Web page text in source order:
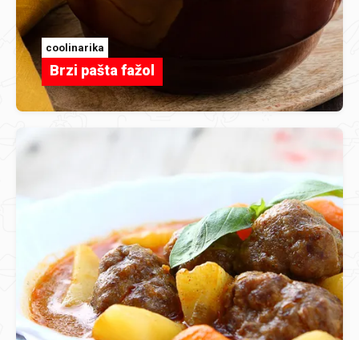
coolinarika
Brzi pašta fažol